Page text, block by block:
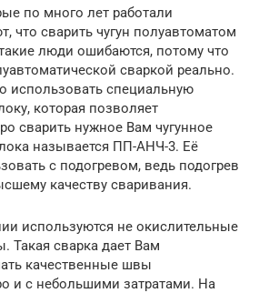
по много лет работали
что сварить чугун полуавтоматом
люди ошибаются, потому что
сваркой реально.
использовать специальную
которая позволяет
сварить нужное Вам чугунное
называется ПП-АНЧ-3. Её
с подогревом, ведь подогрев
качеству сваривания.
используются не окислительные
сварка дает Вам
качественные швы
и с небольшими затратами. На